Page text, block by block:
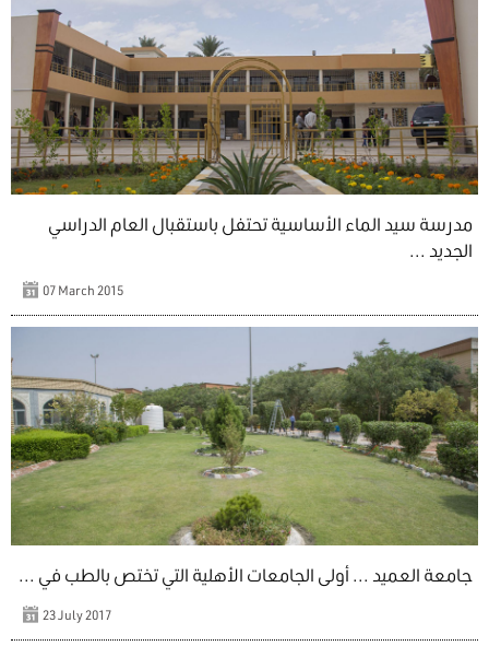
مدرسة سيد الماء الأساسية تحتفل باستقبال العام الدراسي
الجديد ...
07 March 2015
جامعة العميد ... أولى الجامعات الأهلية التي تختص بالطب في ...
23 July 2017